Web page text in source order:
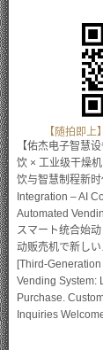
【随拍即上
【佑杰电子智慧
饮 × 工业级干燥
饮与智慧制程新
Integration – AI
Automated
スマート统合始
动贩売机で新しい
[Third-
Vending System:
Purchase.
Inquiries